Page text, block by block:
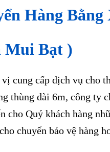
Hàng Bằng
Mui Bạt )
cung cấp dịch vụ cho
thùng dài 6m, công ty
cho Quý khách hàng
chuyến bảo vệ hàng